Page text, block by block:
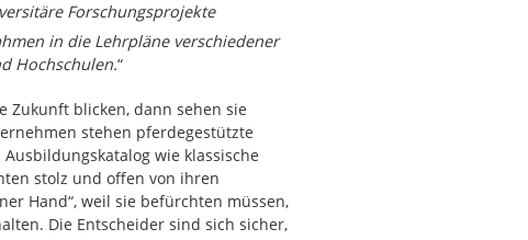
Forschungsprojekte
in die Lehrpläne verschiedener
Hochschulen.“
Zukunft blicken, dann sehen sie
stehen pferdegestützte
wie klassische
stolz und offen von ihren
Hand“, weil sie befürchten müssen,
Die Entscheider sind sich sicher,